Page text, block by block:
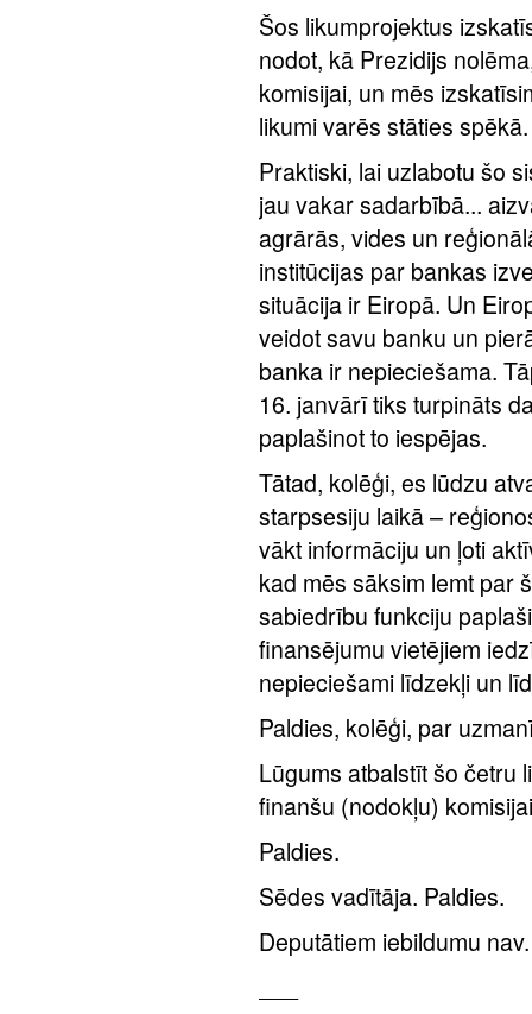
Šos likumprojektus
nodot, kā Prezidijs
komisijai, un mēs
likumi varēs stāties spēkā.
Praktiski, lai uzlabotu šo
jau vakar sadarbībā...
agrārās, vides un
institūcijas par bankas
situācija ir Eiropā. Un
veidot savu banku un
banka ir nepieciešama.
16. janvārī tiks turpināts
paplašinot to iespējas.
Tātad, kolēģi, es lūdzu
starpsesiju laikā –
vākt informāciju un ļoti
kad mēs sāksim lemt par
sabiedrību funkciju
finansējumu vietējiem
nepieciešami līdzekļi un
Paldies, kolēģi, par
Lūgums atbalstīt šo četru
finanšu (nodokļu)
Paldies.
Sēdes vadītāja. Paldies.
Deputātiem iebildumu